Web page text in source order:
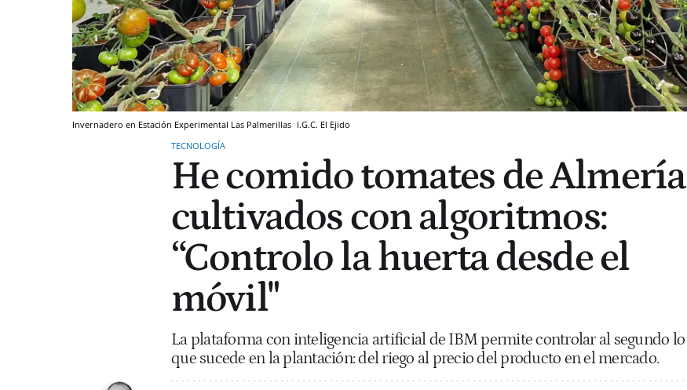
Invernadero en Estación Experimental Las Palmerillas I.G.C. El Ejido
TECNOLOGÍA
He comido tomates de Almería
cultivados con algoritmos:
“Controlo la huerta desde el
móvil"
La plataforma con inteligencia artificial de IBM permite controlar al segundo lo
que sucede en la plantación: del riego al precio del producto en el mercado.